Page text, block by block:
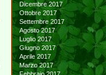
Dicembre 2017
Ottobre 2017
Settembre 2017
Agosto 2017
Luglio 2017
Giugno 2017
Aprile 2017
Marzo 2017